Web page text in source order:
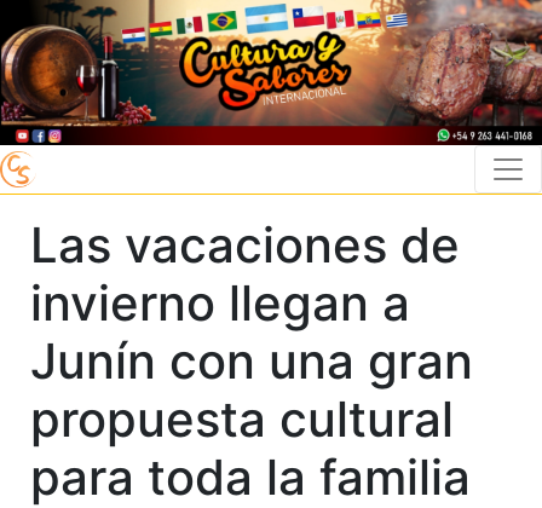
Las vacaciones de
invierno llegan a
Junín con una gran
propuesta cultural
para toda la familia